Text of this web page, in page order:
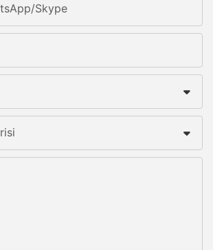
skype